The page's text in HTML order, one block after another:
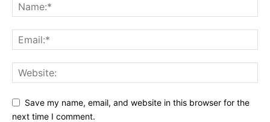
Save my name, email, and website in this browser for the
next time I comment.